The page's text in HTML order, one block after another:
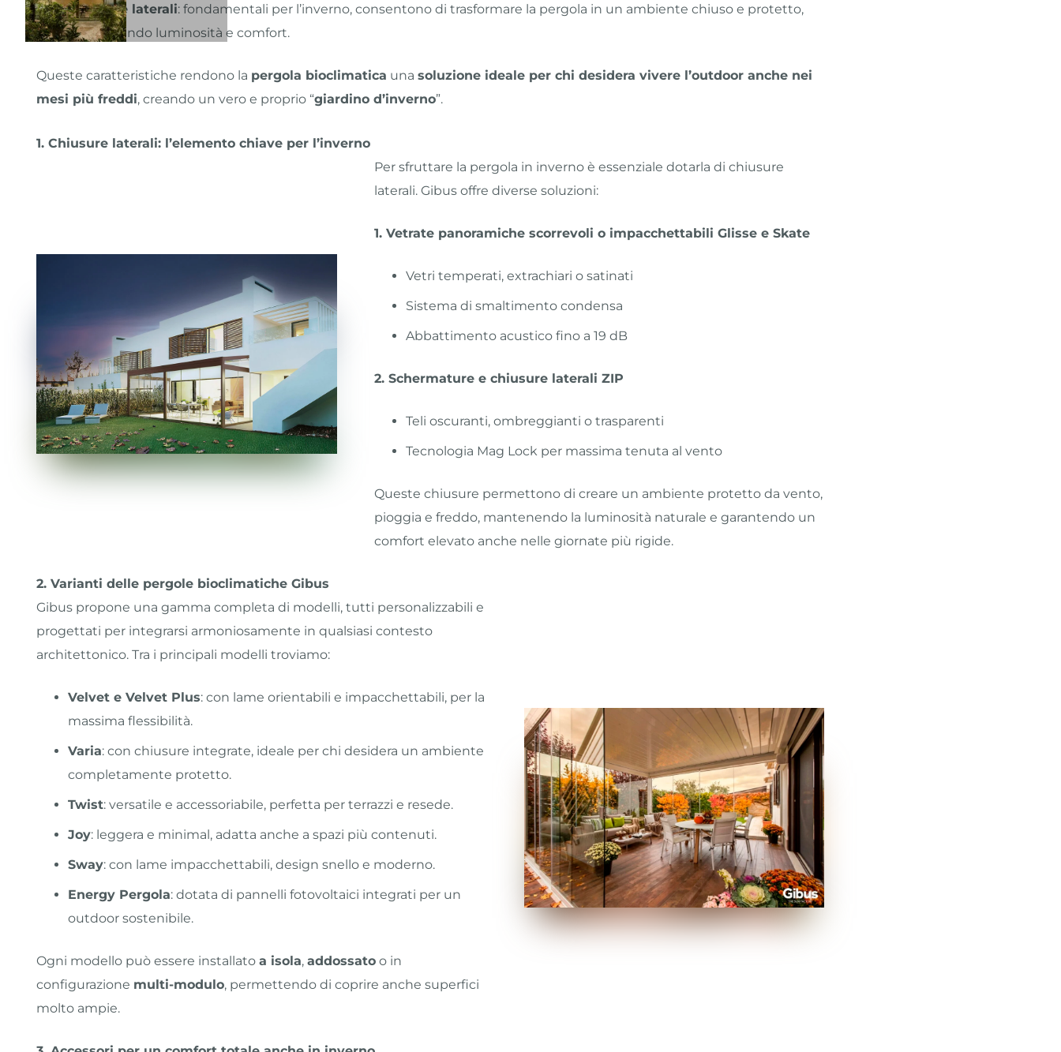
Chiusure laterali: fondamentali per l’inverno, consentono di trasformare la pergola in un ambiente chiuso e protetto,
mantenendo luminosità e comfort.
Queste caratteristiche rendono la pergola bioclimatica unasoluzione ideale per chi desidera vivere l’outdoor anche nei
mesi più freddi, creando un vero e proprio “giardino d’inverno”.
1. Chiusure laterali: l’elemento chiave per l’inverno
Per sfruttare la pergola in inverno è essenziale dotarla di chiusure
laterali. Gibus offre diverse soluzioni:
1. Vetrate panoramiche scorrevoli o impacchettabili Glisse e Skate
Vetri temperati, extrachiari o satinati
Sistema di smaltimento condensa
Abbattimento acustico fino a 19 dB
2. Schermature e chiusure laterali ZIP
Teli oscuranti, ombreggianti o trasparenti
Tecnologia Mag Lock per massima tenuta al vento
Queste chiusure permettono di creare un ambiente protetto da vento,
pioggia e freddo, mantenendo la luminosità naturale e garantendo un
comfort elevato anche nelle giornate più rigide.
2. Varianti delle pergole bioclimatiche Gibus
Gibus propone una gamma completa di modelli, tutti personalizzabili e
progettati per integrarsi armoniosamente in qualsiasi contesto
architettonico. Tra i principali modelli troviamo:
Velvet e Velvet Plus: con lame orientabili e impacchettabili, per la
massima flessibilità.
Varia: con chiusure integrate, ideale per chi desidera un ambiente
completamente protetto.
Twist: versatile e accessoriabile, perfetta per terrazzi e resede.
Joy: leggera e minimal, adatta anche a spazi più contenuti.
Sway: con lame impacchettabili, design snello e moderno.
Energy Pergola: dotata di pannelli fotovoltaici integrati per un
outdoor sostenibile.
Ogni modello può essere installatoa isola,addossato o in
configurazione multi-modulo, permettendo di coprire anche superfici
molto ampie.